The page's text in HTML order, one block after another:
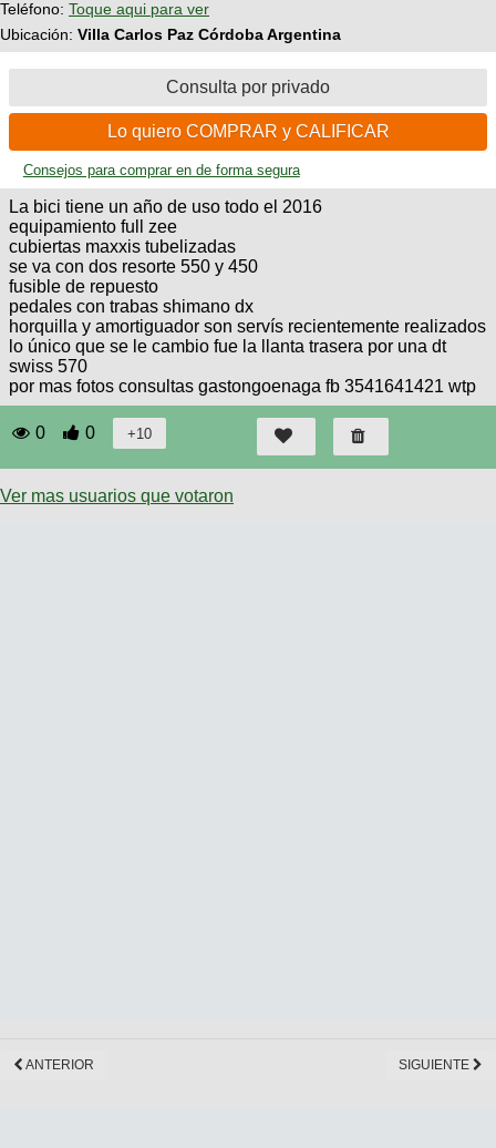
BMX
Ruta,
De
Retro
Enduro
Ranking
Fotos
del
DÍA
Fotos
mas
COMPRO
CANJE
Mi
Reputación
Mis
Compras
Mis
Ventas
Técnica
Mecánica
Calendario
Operadores
cicloturismo
Relatos
Foro
de
viajes
Últimos
Amigos
Actividad
de
Amigos
Teléfono: Toque aqui para ver
Ubicación: Villa Carlos Paz Córdoba Argentina
Consulta por privado
Lo quiero COMPRAR y CALIFICAR
Consejos para comprar en de forma segura
La bici tiene un año de uso todo el 2016
equipamiento full zee
cubiertas maxxis tubelizadas
se va con dos resorte 550 y 450
fusible de repuesto
pedales con trabas shimano dx
horquilla y amortiguador son servís recientemente realizados
lo único que se le cambio fue la llanta trasera por una dt
swiss 570
por mas fotos consultas gastongoenaga fb 3541641421 wtp
0 0
Ver mas usuarios que votaron
ANTERIOR SIGUIENTE